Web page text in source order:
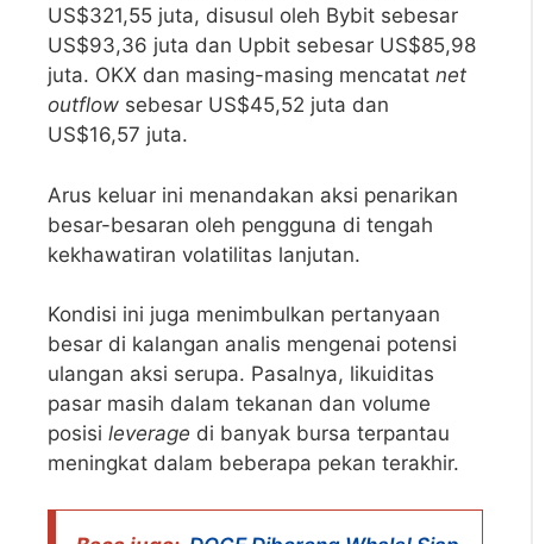
US$321,55 juta, disusul oleh Bybit sebesar
US$93,36 juta dan Upbit sebesar US$85,98
juta. OKX dan masing-masing mencatat net
outflow sebesar US$45,52 juta dan
US$16,57 juta.
Arus keluar ini menandakan aksi penarikan
besar-besaran oleh pengguna di tengah
kekhawatiran volatilitas lanjutan.
Kondisi ini juga menimbulkan pertanyaan
besar di kalangan analis mengenai potensi
ulangan aksi serupa. Pasalnya, likuiditas
pasar masih dalam tekanan dan volume
posisi leverage di banyak bursa terpantau
meningkat dalam beberapa pekan terakhir.